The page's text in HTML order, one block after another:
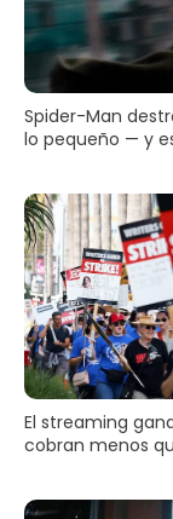
Spider-Man
lo pequeño — y
El streaming
cobran menos